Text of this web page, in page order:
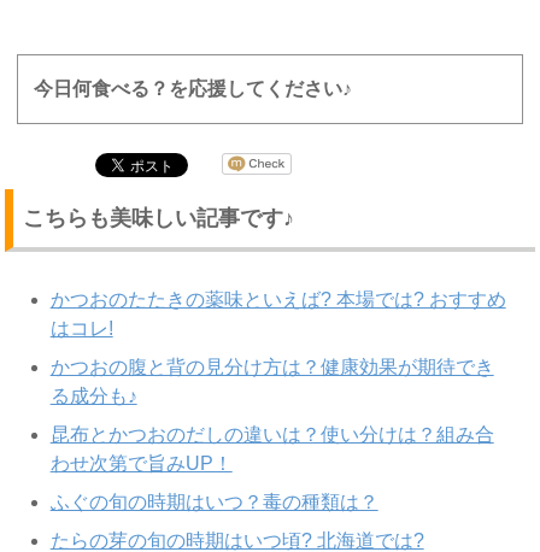
今日何食べる？を応援してください♪
こちらも美味しい記事です♪
かつおのたたきの薬味といえば? 本場では? おすすめ
はコレ!
かつおの腹と背の見分け方は？健康効果が期待でき
る成分も♪
昆布とかつおのだしの違いは？使い分けは？組み合
わせ次第で旨みUP！
ふぐの旬の時期はいつ？毒の種類は？
たらの芽の旬の時期はいつ頃? 北海道では?